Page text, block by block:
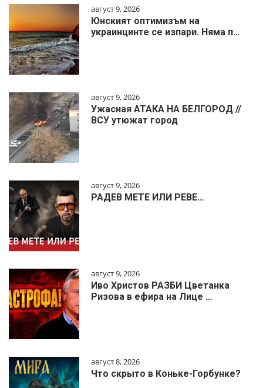
август 9, 2026
Юнският оптимизъм на
украинцинте се изпари. Няма п…
август 9, 2026
Ужасная АТАКА НА БЕЛГОРОД //
ВСУ утюжат город
август 9, 2026
РАДЕВ МЕТЕ ИЛИ РЕВЕ…
август 9, 2026
Иво Христов РАЗБИ Цветанка
Ризова в ефира на Лице …
август 8, 2026
Что скрыто в Коньке-Горбунке?